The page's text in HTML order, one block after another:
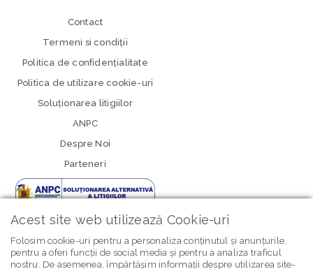
Contact
Termeni si condiţii
Politica de confidenţialitate
Politica de utilizare cookie-uri
Soluționarea litigiilor
ANPC
Despre Noi
Parteneri
Acest site web utilizează Cookie-uri
Folosim cookie-uri pentru a personaliza conținutul și anunțurile,
pentru a oferi funcții de social media și pentru a analiza traficul
nostru. De asemenea, împărtășim informații despre utilizarea site-